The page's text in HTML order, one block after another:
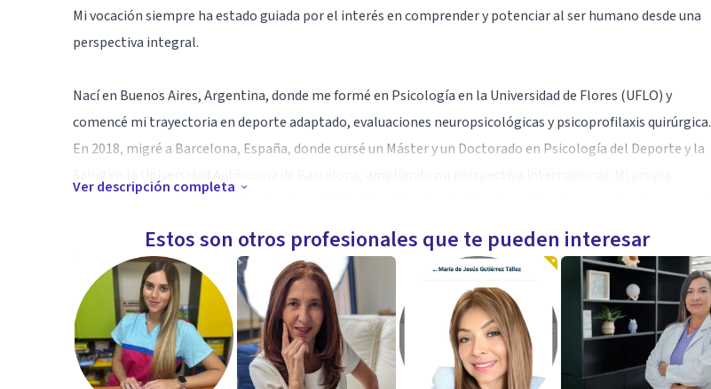
Mi vocación siempre ha estado guiada por el interés en comprender y potenciar al ser humano desde una
perspectiva integral.
Nací en Buenos Aires, Argentina, donde me formé en Psicología en la Universidad de Flores (UFLO) y
comencé mi trayectoria en deporte adaptado, evaluaciones neuropsicológicas y psicoprofilaxis quirúrgica.
En 2018, migré a Barcelona, España, donde cursé un Máster y un Doctorado en Psicología del Deporte y la
enfoque. Actualmente, acompaño a personas en diversos contextos, incluyendo deportistas, familias y
entrenadores, integrando bienestar y rendimiento.
Especialidad
Me especializo en el acompañamiento personal y relacional durante transiciones vitales, es decir, etapas
de cambio que transforman nuestra percepción de nosotros mismos, del mundo y de nuestras relaciones.
Algunos ejemplos incluyen la migración, la maternidad/paternidad y el retiro profesional.
Ver descripción completa
Estos son otros profesionales que te pueden interesar